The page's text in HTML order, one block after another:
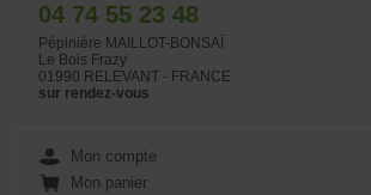
04 74 55 23 48
Pépinière MAILLOT-BONSAÏ
Le Bois Frazy
01990 RELEVANT - FRANCE
sur rendez-vous
Mon compte
Mon panier